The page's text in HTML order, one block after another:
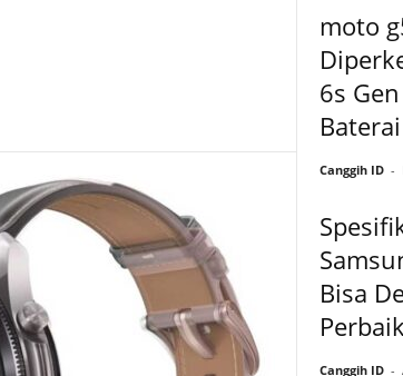
moto
6s
Canggih ID -
Bisa
Canggih ID -